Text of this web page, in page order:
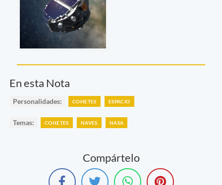
En esta Nota
Personalidades: COHETES ESPACIO
Temas: COHETES NAVES NASA
Compártelo